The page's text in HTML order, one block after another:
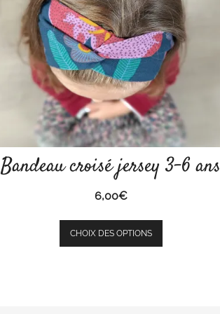
Bandeau croisé jersey 3-6 ans
6,00€
CHOIX DES OPTIONS
Ce